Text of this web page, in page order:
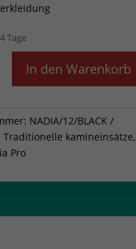
Tage
In den Warenkorb
NADIA/12/BLACK
Traditionelle kamineinsätze,
Pro